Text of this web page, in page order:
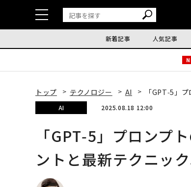
新着記事 人気記事
トップ テクノロジー AI 「GPT‑5」
AI 2025.08.18 12:00
「GPT‑5」プロンプ
ントと最新テクニッ